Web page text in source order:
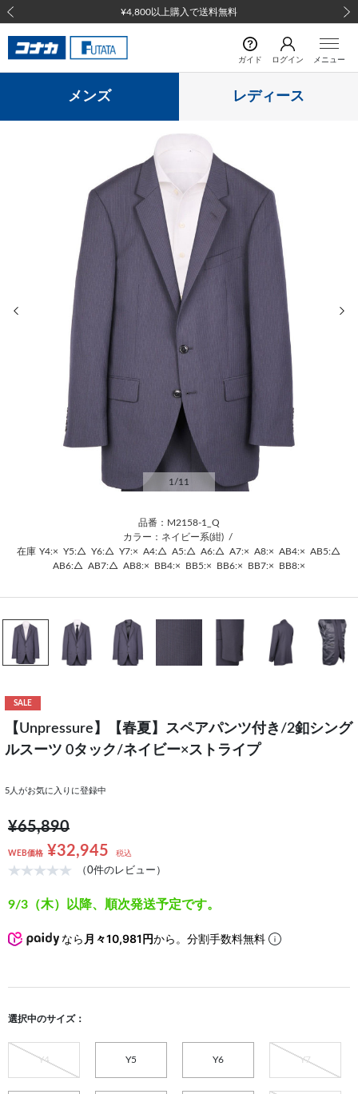
¥4,800以上購入で送料無料
前の画像
ガイド ログイン メニュー
メンズ レディース
1 /11
品番：M2158-1_Q
カラー：ネイビー系(紺) /
在庫 Y4:× Y5:△ Y6:△ Y7:× A4:△ A5:△ A6:△ A7:× A8:× AB4:× AB5:△
AB6:△ AB7:△ AB8:× BB4:× BB5:× BB6:× BB7:× BB8:×
SALE
【Unpressure】【春夏】スペアパンツ付き/2釦シング
ルスーツ 0タック/ネイビー×ストライプ
5 人がお気に入りに登録中
¥65,890
WEB価格 ¥32,945 税込
（0件のレビュー）
9/3（木）以降、順次発送予定です。
なら 月々10,981円から。分割手数料無料
選択中のサイズ：
Y4 Y5 Y6 Y7